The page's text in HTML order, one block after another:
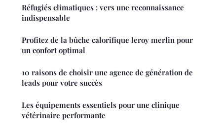
Réfugiés climatiques : vers une reconnaissance
indispensable
Profitez de la bûche calorifique leroy merlin pour
un confort optimal
10 raisons de choisir une agence de génération de
leads pour votre succès
Les équipements essentiels pour une clinique
vétérinaire performante